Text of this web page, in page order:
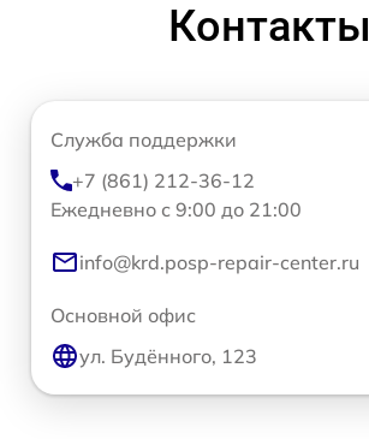
Контакты
Служба поддержки
+7 (861) 212-36-12
Ежедневно с 9:00 до 21:00
info@krd.posp-repair-center.ru
Основной офис
ул. Будённого, 123